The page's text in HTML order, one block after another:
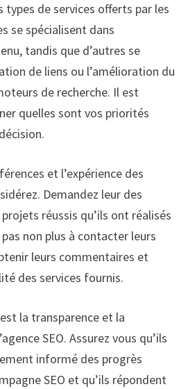
types de services offerts par les
se spécialisent dans
tandis que d’autres se
de liens ou l’amélioration du
de recherche. Il est
quelles sont vos priorités
et l’expérience des
Demandez leur des
réussis qu’ils ont réalisés
non plus à contacter leurs
leurs commentaires et
des services fournis.
la transparence et la
SEO. Assurez vous qu’ils
informé des progrès
SEO et qu’ils répondent